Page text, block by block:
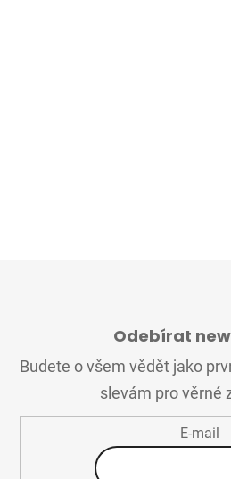
Odebírat
Budete o všem vědět jako
slevám pro věrné
E-mail